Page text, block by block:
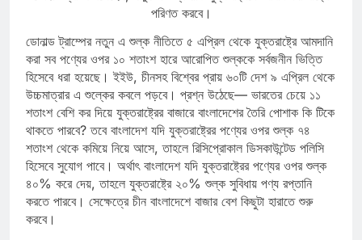
পরিণত করবে।
ডোনাল্ড ট্রাম্পের নতুন এ শুল্ক নীতিতে ৫ এপ্রিল থেকে যুক্তরাষ্ট্রে আমদানি
করা সব পণ্যের ওপর ১০ শতাংশ হারে আরোপিত শুল্ককে সর্বজনীন ভিত্তি
হিসেবে ধরা হয়েছে। ইইউ, চীনসহ বিশ্বের প্রায় ৬০টি দেশ ৯ এপ্রিল থেকে
উচ্চমাত্রার এ শুল্কের কবলে পড়বে। প্রশ্ন উঠেছে— ভারতের চেয়ে ১১
শতাংশ বেশি কর দিয়ে যুক্তরাষ্ট্রের বাজারে বাংলাদেশের তৈরি পোশাক কি টিকে
থাকতে পারবে? তবে বাংলাদেশ যদি যুক্তরাষ্ট্রের পণ্যের ওপর শুল্ক ৭৪
শতাংশ থেকে কমিয়ে নিয়ে আসে, তাহলে রিসিপ্রোকাল ডিসকাউন্টেড পলিসি
হিসেবে সুযোগ পাবে। অর্থাৎ বাংলাদেশ যদি যুক্তরাষ্ট্রের পণ্যের ওপর শুল্ক
৪০% করে দেয়, তাহলে যুক্তরাষ্ট্রে ২০% শুল্ক সুবিধায় পণ্য রপ্তানি
করতে পারবে। সেক্ষেত্রে চীন বাংলাদেশে বাজার বেশ কিছুটা হারাতে শুরু
করবে।